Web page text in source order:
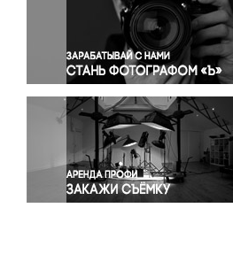
Политика
Правосудие
Происшествия и конфликты
Религия
Светская жизнь
Спорт
Экология
Экономика и бизнес